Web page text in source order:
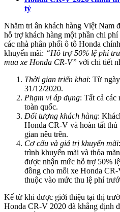
tỷ
Nhằm tri ân khách hàng Việt Nam
hỗ trợ khách hàng một phần chi
các nhà phân phối ô tô Honda
khuyến mãi: “Hỗ trợ 50% lệ phí
mua xe Honda CR-V” với chi tiết
Thời gian triển khai: Từ
31/12/2020.
Phạm vi áp dụng: Tất cả các
toàn quốc.
Đối tượng khách hàng:
Honda CR-V và hoàn tất thủ
gian nêu trên.
Cơ cấu và giá trị khuyến mãi
trình khuyến mãi và thỏa
được nhận mức hỗ trợ 50%
đồng cho mỗi xe Honda
thuộc vào mức thu lệ phí
Kể từ khi được giới thiệu tại thị
Honda CR-V 2020 đã khẳng định